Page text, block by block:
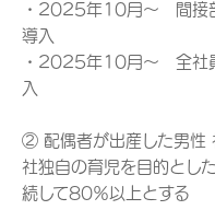
・2025年10月～ 間接
導入
・2025年10月～ 全社
入
② 配偶者が出産した男性
社独自の育児を目的とし
続して80％以上とする